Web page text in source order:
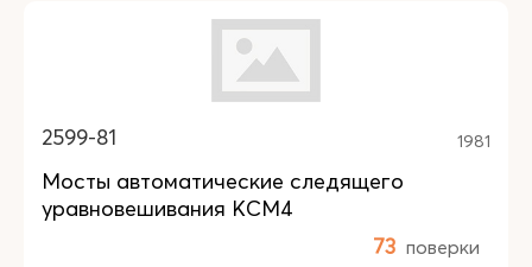
2599-81 1981
Мосты автоматические следящего
уравновешивания КСМ4
73 поверки